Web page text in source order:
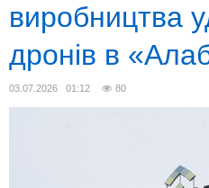
виробництва
дронів в
03.07.2026 01:12 80